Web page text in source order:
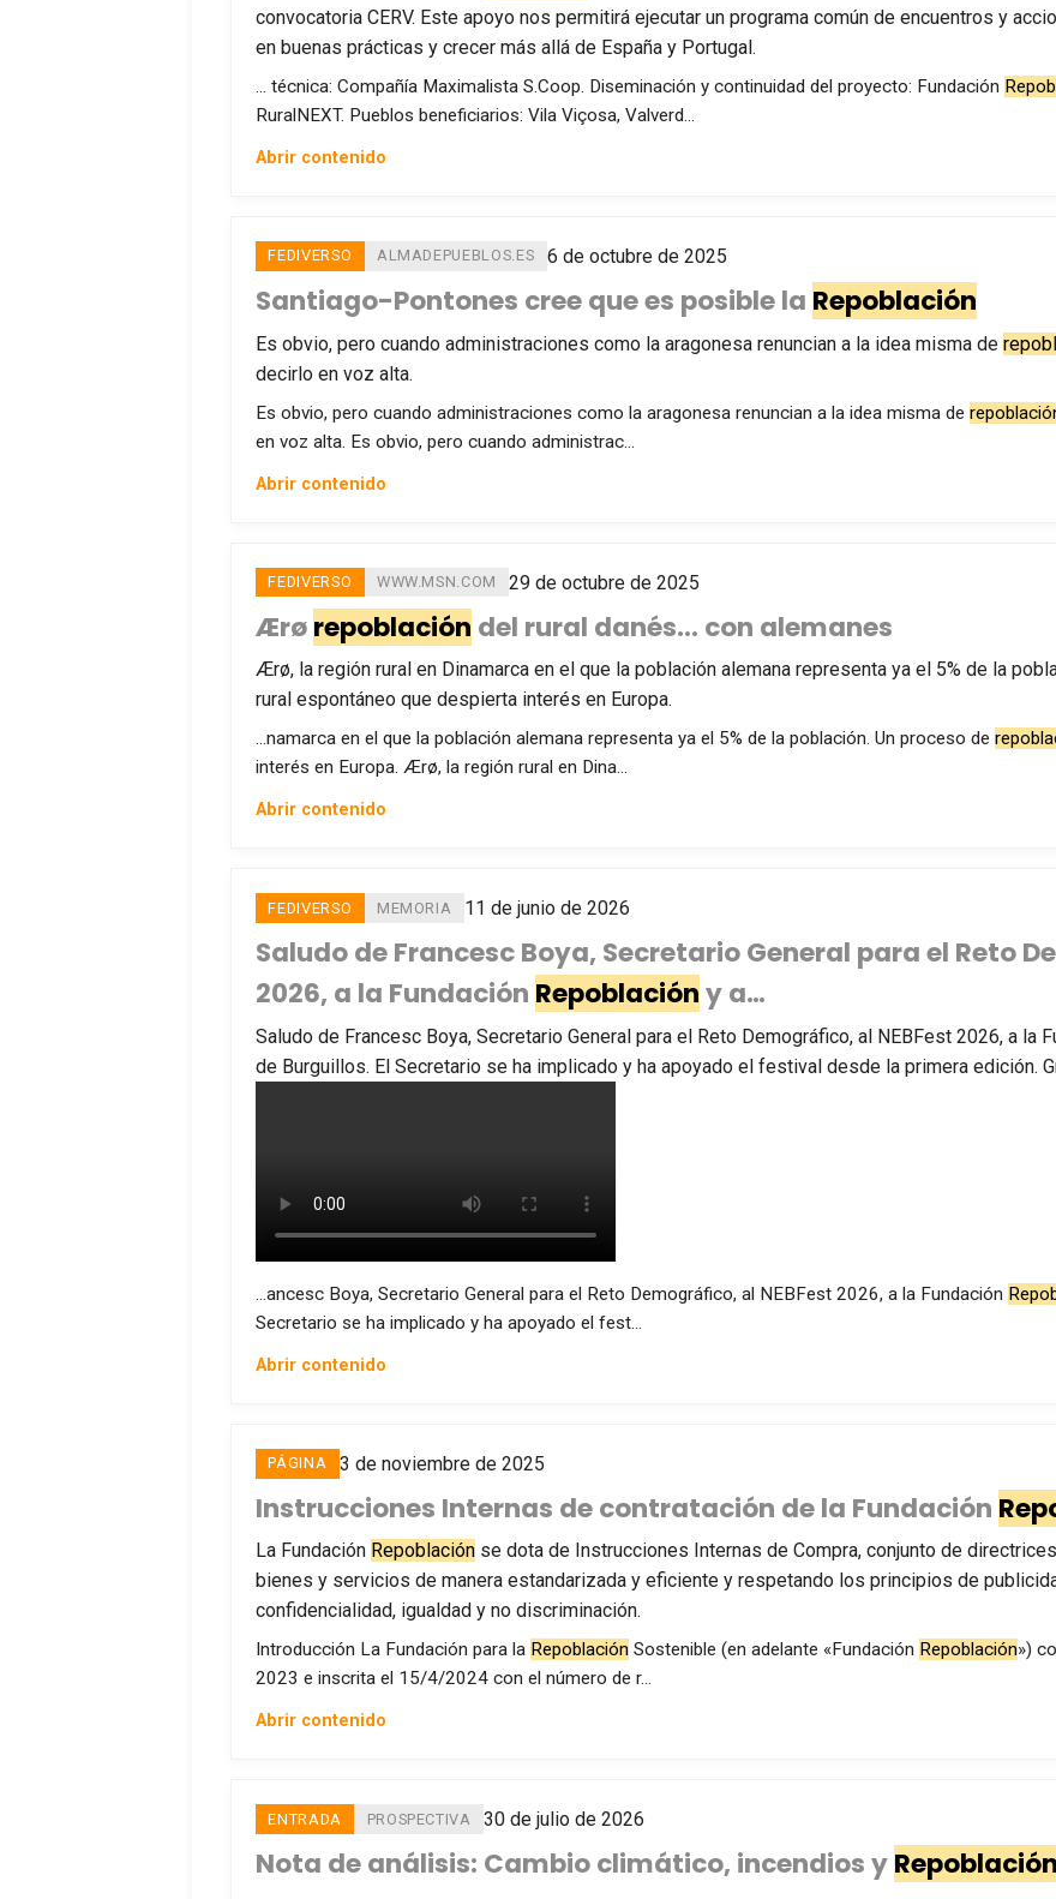
convocatoria CERV. Este apoyo nos permitirá ejecutar un programa común de encuentros y
en buenas prácticas y crecer más allá de España y Portugal.
… técnica: Compañía Maximalista S.Coop. Diseminación y continuidad del proyecto: Fundación
RuralNEXT. Pueblos beneficiarios: Vila Viçosa, Valverd…
Abrir contenido
FEDIVERSO ALMADEPUEBLOS.ES 6 de octubre de 2025
Santiago-Pontones cree que es posible la Repoblación
Es obvio, pero cuando administraciones como la aragonesa renuncian a la idea misma de
decirlo en voz alta.
Es obvio, pero cuando administraciones como la aragonesa renuncian a la idea misma de
en voz alta. Es obvio, pero cuando administrac…
Abrir contenido
FEDIVERSO WWW.MSN.COM 29 de octubre de 2025
Ærørepoblación del rural danés... con alemanes
Ærø, la región rural en Dinamarca en el que la población alemana representa ya el 5% de la
rural espontáneo que despierta interés en Europa.
…namarca en el que la población alemana representa ya el 5% de la población. Un proceso de
interés en Europa. Ærø, la región rural en Dina…
Abrir contenido
FEDIVERSO MEMORIA 11 de junio de 2026
Saludo de Francesc Boya, Secretario General para el Reto
2026, a la Fundación Repoblacióny a…
Saludo de Francesc Boya, Secretario General para el Reto Demográfico, al NEBFest 2026, a la
de Burguillos. El Secretario se ha implicado y ha apoyado el festival desde la primera edición.
…ancesc Boya, Secretario General para el Reto Demográfico, al NEBFest 2026, a la Fundación
Secretario se ha implicado y ha apoyado el fest…
Abrir contenido
PÁGINA 3 de noviembre de 2025
Instrucciones Internas de contratación de la Fundación
La Fundación Repoblación se dota de Instrucciones Internas de Compra, conjunto de
bienes y servicios de manera estandarizada y eficiente y respetando los principios de
confidencialidad, igualdad y no discriminación.
Introducción La Fundación para la Repoblación Sostenible (en adelante «Fundación Repoblación»)
2023 e inscrita el 15/4/2024 con el número de r…
Abrir contenido
ENTRADA PROSPECTIVA 30 de julio de 2026
Nota de análisis: Cambio climático, incendios yRepoblación